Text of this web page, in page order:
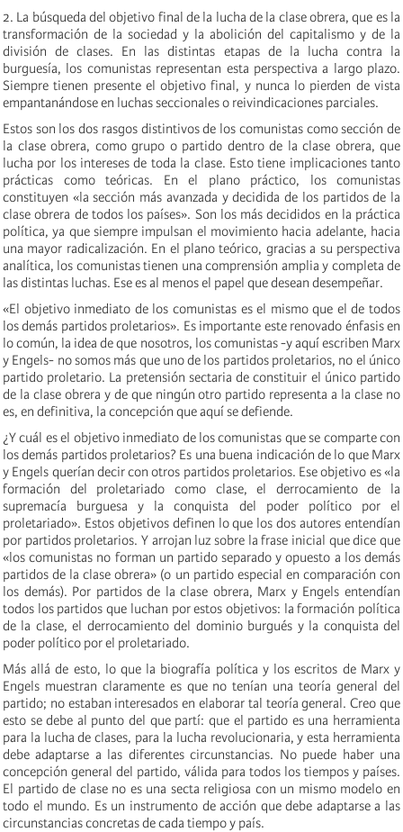
2. La búsqueda del objetivo final de la lucha de la clase obrera, que es la
transformación de la sociedad y la abolición del capitalismo y de la
división de clases. En las distintas etapas de la lucha contra la
burguesía, los comunistas representan esta perspectiva a largo plazo.
Siempre tienen presente el objetivo final, y nunca lo pierden de vista
empantanándose en luchas seccionales o reivindicaciones parciales.
Estos son los dos rasgos distintivos de los comunistas como sección de
la clase obrera, como grupo o partido dentro de la clase obrera, que
lucha por los intereses de toda la clase. Esto tiene implicaciones tanto
prácticas como teóricas. En el plano práctico, los comunistas
constituyen «la sección más avanzada y decidida de los partidos de la
clase obrera de todos los países». Son los más decididos en la práctica
política, ya que siempre impulsan el movimiento hacia adelante, hacia
una mayor radicalización. En el plano teórico, gracias a su perspectiva
analítica, los comunistas tienen una comprensión amplia y completa de
las distintas luchas. Ese es al menos el papel que desean desempeñar.
«El objetivo inmediato de los comunistas es el mismo que el de todos
los demás partidos proletarios». Es importante este renovado énfasis en
lo común, la idea de que nosotros, los comunistas -y aquí escriben Marx
y Engels- no somos más que uno de los partidos proletarios, no el único
partido proletario. La pretensión sectaria de constituir el único partido
de la clase obrera y de que ningún otro partido representa a la clase no
es, en definitiva, la concepción que aquí se defiende.
¿Y cuál es el objetivo inmediato de los comunistas que se comparte con
los demás partidos proletarios? Es una buena indicación de lo que Marx
y Engels querían decir con otros partidos proletarios. Ese objetivo es «la
formación del proletariado como clase, el derrocamiento de la
supremacía burguesa y la conquista del poder político por el
proletariado». Estos objetivos definen lo que los dos autores entendían
por partidos proletarios. Y arrojan luz sobre la frase inicial que dice que
«los comunistas no forman un partido separado y opuesto a los demás
partidos de la clase obrera» (o un partido especial en comparación con
los demás). Por partidos de la clase obrera, Marx y Engels entendían
todos los partidos que luchan por estos objetivos: la formación política
de la clase, el derrocamiento del dominio burgués y la conquista del
poder político por el proletariado.
Más allá de esto, lo que la biografía política y los escritos de Marx y
Engels muestran claramente es que no tenían una teoría general del
partido; no estaban interesados en elaborar tal teoría general. Creo que
esto se debe al punto del que partí: que el partido es una herramienta
para la lucha de clases, para la lucha revolucionaria, y esta herramienta
debe adaptarse a las diferentes circunstancias. No puede haber una
concepción general del partido, válida para todos los tiempos y países.
El partido de clase no es una secta religiosa con un mismo modelo en
todo el mundo. Es un instrumento de acción que debe adaptarse a las
circunstancias concretas de cada tiempo y país.